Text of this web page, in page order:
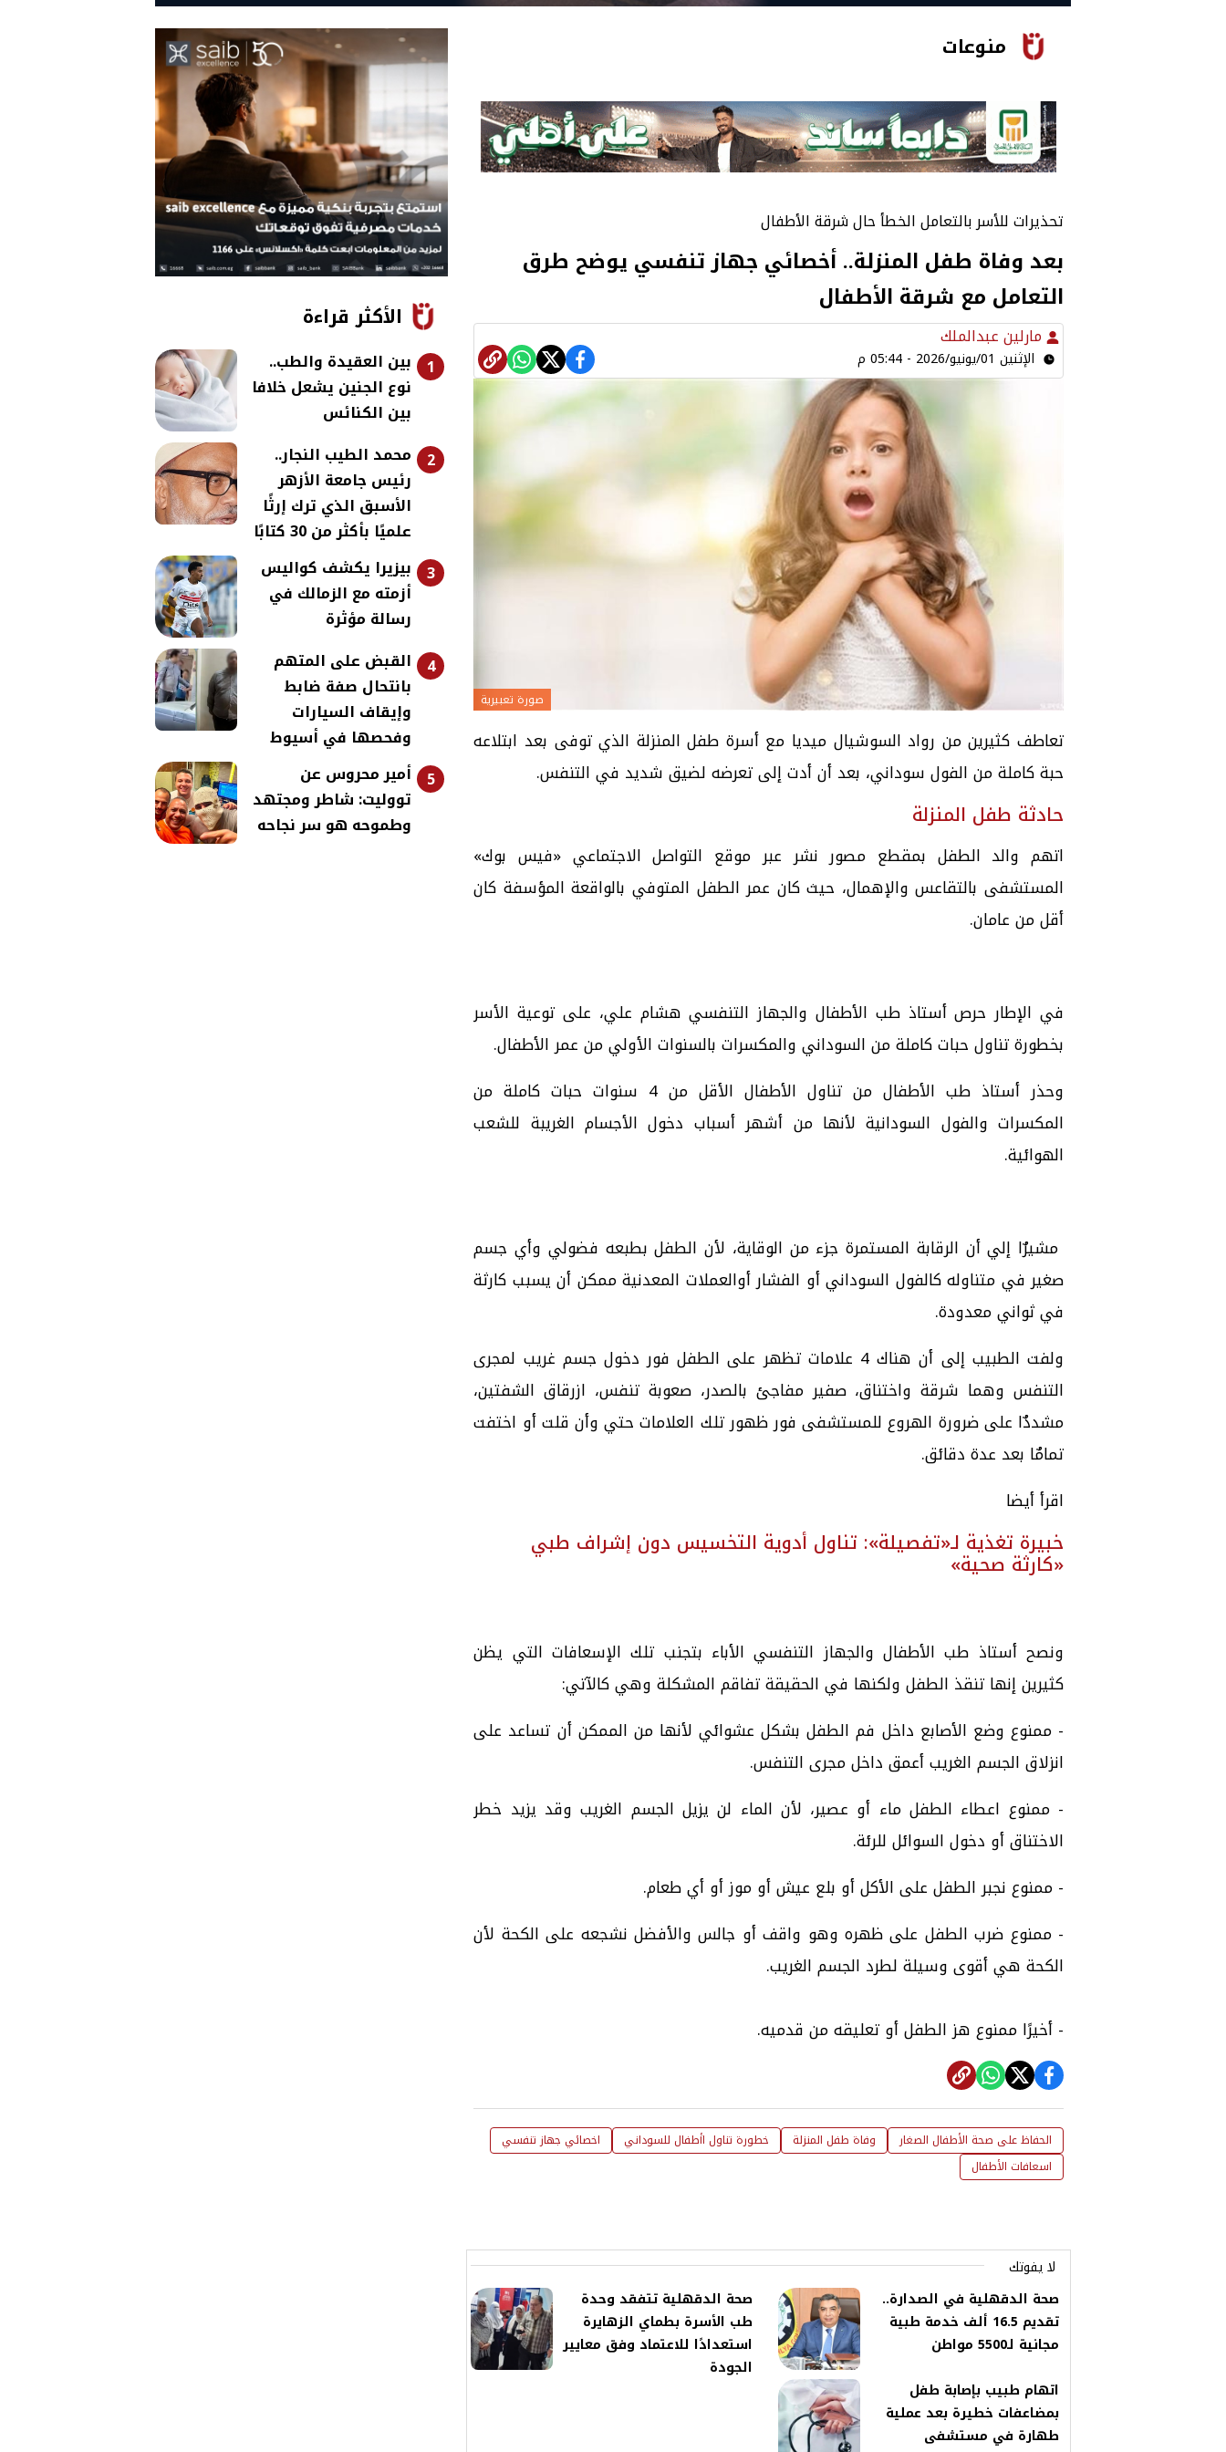
منوعات
تحذيرات للأسر بالتعامل الخطأ حال شرقة الأطفال
بعد وفاة طفل المنزلة.. أخصائي جهاز تنفسي يوضح طرق
التعامل مع شرقة الأطفال
مارلين عبدالملك
الإثنين 01/يونيو/2026 - 05:44 م
صورة تعبيرية
تعاطف كثيرين من رواد السوشيال ميديا مع أسرة طفل المنزلة الذي توفى بعد ابتلاعه
حبة كاملة من الفول سوداني، بعد أن أدت إلى تعرضه لضيق شديد في التنفس.
حادثة طفل المنزلة
اتهم والد الطفل بمقطع مصور نشر عبر موقع التواصل الاجتماعي «فيس بوك»
المستشفى بالتقاعس والإهمال، حيث كان عمر الطفل المتوفي بالواقعة المؤسفة كان
أقل من عامان.
في الإطار حرص أستاذ طب الأطفال والجهاز التنفسي هشام علي، على توعية الأسر
بخطورة تناول حبات كاملة من السوداني والمكسرات بالسنوات الأولي من عمر الأطفال.
وحذر أستاذ طب الأطفال من تناول الأطفال الأقل من 4 سنوات حبات كاملة من
المكسرات والفول السودانية لأنها من أشهر أسباب دخول الأجسام الغريبة للشعب
الهوائية.
مشيرٌا إلي أن الرقابة المستمرة جزء من الوقاية، لأن الطفل بطبعه فضولي وأي جسم
صغير في متناوله كالفول السوداني أو الفشار أوالعملات المعدنية ممكن أن يسبب كارثة
في ثواني معدودة.
ولفت الطبيب إلى أن هناك 4 علامات تظهر على الطفل فور دخول جسم غريب لمجرى
التنفس وهما شرقة واختناق، صفير مفاجئ بالصدر، صعوبة تنفس، ازرقاق الشفتين،
مشددٌا على ضرورة الهروع للمستشفى فور ظهور تلك العلامات حتي وأن قلت أو اختفت
تمامٌا بعد عدة دقائق.
اقرأ أيضا
خبيرة تغذية لـ«تفصيلة»: تناول أدوية التخسيس دون إشراف طبي
«كارثة صحية»
ونصح أستاذ طب الأطفال والجهاز التنفسي الأباء بتجنب تلك الإسعافات التي يظن
كثيرين إنها تنقذ الطفل ولكنها في الحقيقة تفاقم المشكلة وهي كالآتي:
- ممنوع وضع الأصابع داخل فم الطفل بشكل عشوائي لأنها من الممكن أن تساعد على
انزلاق الجسم الغريب أعمق داخل مجرى التنفس.
- ممنوع اعطاء الطفل ماء أو عصير، لأن الماء لن يزيل الجسم الغريب وقد يزيد خطر
الاختناق أو دخول السوائل للرئة.
- ممنوع نجبر الطفل على الأكل أو بلع عيش أو موز أو أي طعام.
- ممنوع ضرب الطفل على ظهره وهو واقف أو جالس والأفضل نشجعه على الكحة لأن
الكحة هي أقوى وسيلة لطرد الجسم الغريب.
- أخيرًا ممنوع هز الطفل أو تعليقه من قدميه.
الحفاظ على صحة الأطفال الصغار وفاة طفل المنزلة خطورة تناول اأطفال للسوداني
اخصائي جهاز تنفسي
اسعافات الأطفال
لا يفوتك
صحة الدقهلية في الصدارة..
تقديم 16.5 ألف خدمة طبية
مجانية لـ5500 مواطن
صحة الدقهلية تتفقد وحدة
طب الأسرة بطماي الزهايرة
استعدادًا للاعتماد وفق معايير
الجودة
اتهام طبيب بإصابة طفل
بمضاعفات خطيرة بعد عملية
طهارة في مستشفى
الأكثر قراءة
1
بين العقيدة والطب..
نوع الجنين يشعل خلافا
بين الكنائس
2
محمد الطيب النجار..
رئيس جامعة الأزهر
الأسبق الذي ترك إرثًا
علميًا بأكثر من 30 كتابًا
3 بيزيرا يكشف كواليس
أزمته مع الزمالك في
رسالة مؤثرة
4
القبض على المتهم
بانتحال صفة ضابط
وإيقاف السيارات
وفحصها في أسيوط
5
أمير محروس عن
تووليت: شاطر ومجتهد
وطموحه هو سر نجاحه